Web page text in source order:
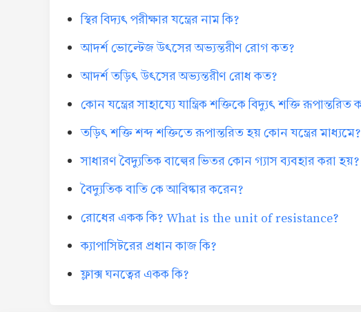
স্থির বিদ্যৎ পরীক্ষার যন্ত্রের নাম কি?
আদর্শ ভোল্টেজ উৎসের অভ্যন্তরীণ রোগ কত?
আদর্শ তড়িৎ উৎসের অভ্যন্তরীণ রোধ কত?
কোন যন্ত্রের সাহায্যে যান্ত্রিক শক্তিকে বিদ্যুৎ শক্তি রূপান্তরিত
তড়িৎ শক্তি শব্দ শক্তিতে রূপান্তরিত হয় কোন যন্ত্রের মাধ্যমে?
সাধারণ বৈদ্যুতিক বাল্বের ভিতর কোন গ্যাস ব্যবহার করা হয়?
বৈদ্যুতিক বাতি কে আবিষ্কার করেন?
রোধের একক কি? What is the unit of resistance?
ক্যাপাসিটরের প্রধান কাজ কি?
ফ্লাক্স ঘনত্বের একক কি?